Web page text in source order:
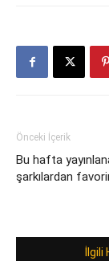
Önceki İçerik
Bu hafta
şarkılardan